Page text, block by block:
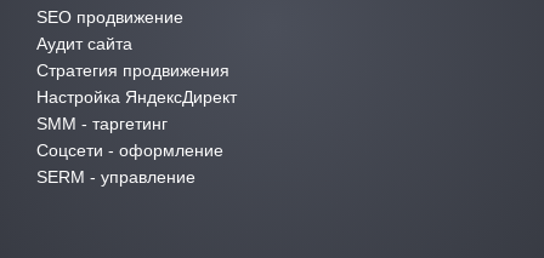
SEO продвижение
Аудит сайта
Стратегия продвижения
Настройка ЯндексДирект
SMM - таргетинг
Соцсети - оформление
SERM - управление